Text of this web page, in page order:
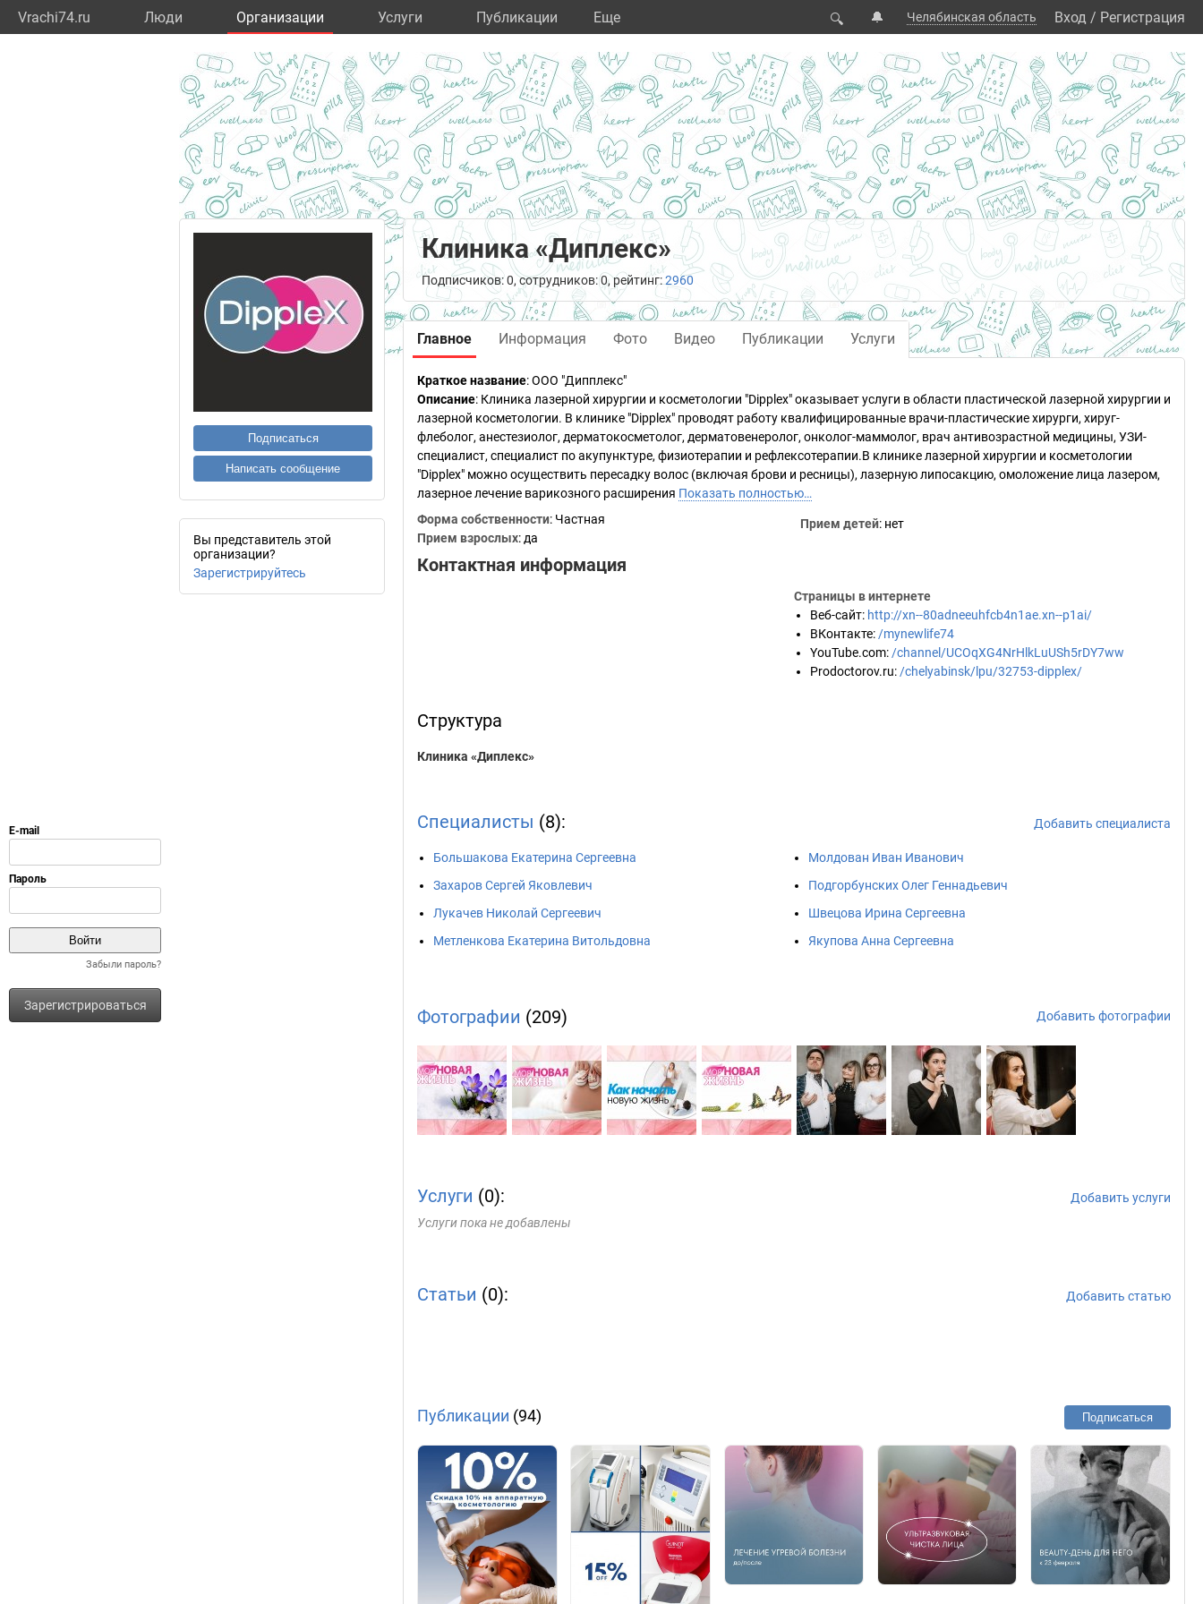
Vrachi74.ru Люди Организации Услуги Публикации Eще 🔍 🔔 Челябинская область Вход / Регистрация
Забыли пароль?
Зарегистрироваться
Подписаться
Написать сообщение
Вы представитель этой
организации?
Зарегистрируйтесь
Клиника «Диплекс»
Подписчиков: 0, сотрудников: 0, рейтинг:2960
Главное Информация Фото Видео Публикации Услуги
Краткое название:ООО "Дипплекс"
Описание: Клиника лазерной хирургии и косметологии "Dipplex" оказывает услуги в области пластической лазерной хирургии и
лазерной косметологии. В клинике "Dipplex" проводят работу квалифицированные врачи-пластические хирурги, хируг-
флеболог, анестезиолог, дерматокосметолог, дерматовенеролог, онколог-маммолог, врач антивозрастной медицины, УЗИ-
специалист, специалист по акупунктуре, физиотерапии и рефлексотерапии.В клинике лазерной хирургии и косметологии
"Dipplex" можно осуществить пересадку волос (включая брови и ресницы), лазерную липосакцию, омоложение лица лазером,
лазерное лечение варикозного расширения Показать полностью…
Форма собственности: Частная
Прием взрослых: да
Прием детей: нет
Контактная информация
Страницы в интернете
Веб-сайт: http://xn--80adneeuhfcb4n1ae.xn--p1ai/
ВКонтакте: /mynewlife74
YouTube.com: /channel/UCOqXG4NrHlkLuUSh5rDY7ww
Prodoctorov.ru: /chelyabinsk/lpu/32753-dipplex/
Структура
Клиника «Диплекс»
Специалисты (8): Добавить специалиста
Большакова Екатерина Сергеевна
Захаров Сергей Яковлевич
Лукачев Николай Сергеевич
Метленкова Екатерина Витольдовна
Молдован Иван Иванович
Подгорбунских Олег Геннадьевич
Швецова Ирина Сергеевна
Якупова Анна Сергеевна
Фотографии (209) Добавить фотографии
Услуги (0):
Добавить услуги
Услуги пока не добавлены
Статьи (0): Добавить статью
Публикации (94) Подписаться